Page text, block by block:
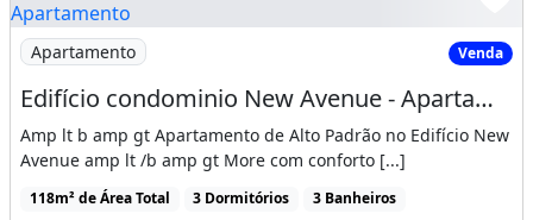
Imagem: Edifício condominio New Avenue - Apartamento
Apartamento Venda
Edifício condominio New Avenue - Apartamento no condominio New Avenue
Amp lt b amp gt Apartamento de Alto Padrão no Edifício New
Avenue amp lt /b amp gt More com conforto [...]
118m² de Área Total 3 Dormitórios
3 Banheiros